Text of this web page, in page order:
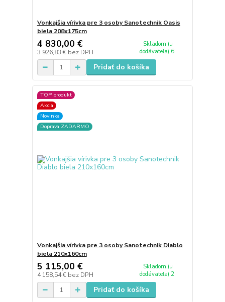
Vonkajšia vírivka pre 3 osoby Sanotechnik Oasis
biela 208x175cm
4 830,00 €
3 926,83 € bez DPH
Skladom (u
dodávateľa) 6
Pridať do košíka
TOP produkt
Akcia
Novinka
Doprava ZADARMO
Vonkajšia vírivka pre 3 osoby Sanotechnik Diablo
biela 210x160cm
5 115,00 €
4 158,54 € bez DPH
Skladom (u
dodávateľa) 2
Pridať do košíka